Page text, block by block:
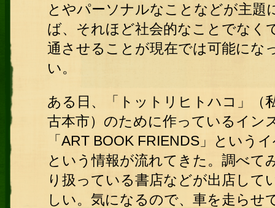
とやパーソナルなことなどが主題
ば、それほど社会的なことでなく
通させることが現在では可能にな
い。
ある日、「トットリヒトハコ」（
古本市）のために作っているイン
「ART BOOK FRIENDS」という
という情報が流れてきた。調べて
り扱っている書店などが出店し
しい。気になるので、車を走らせ